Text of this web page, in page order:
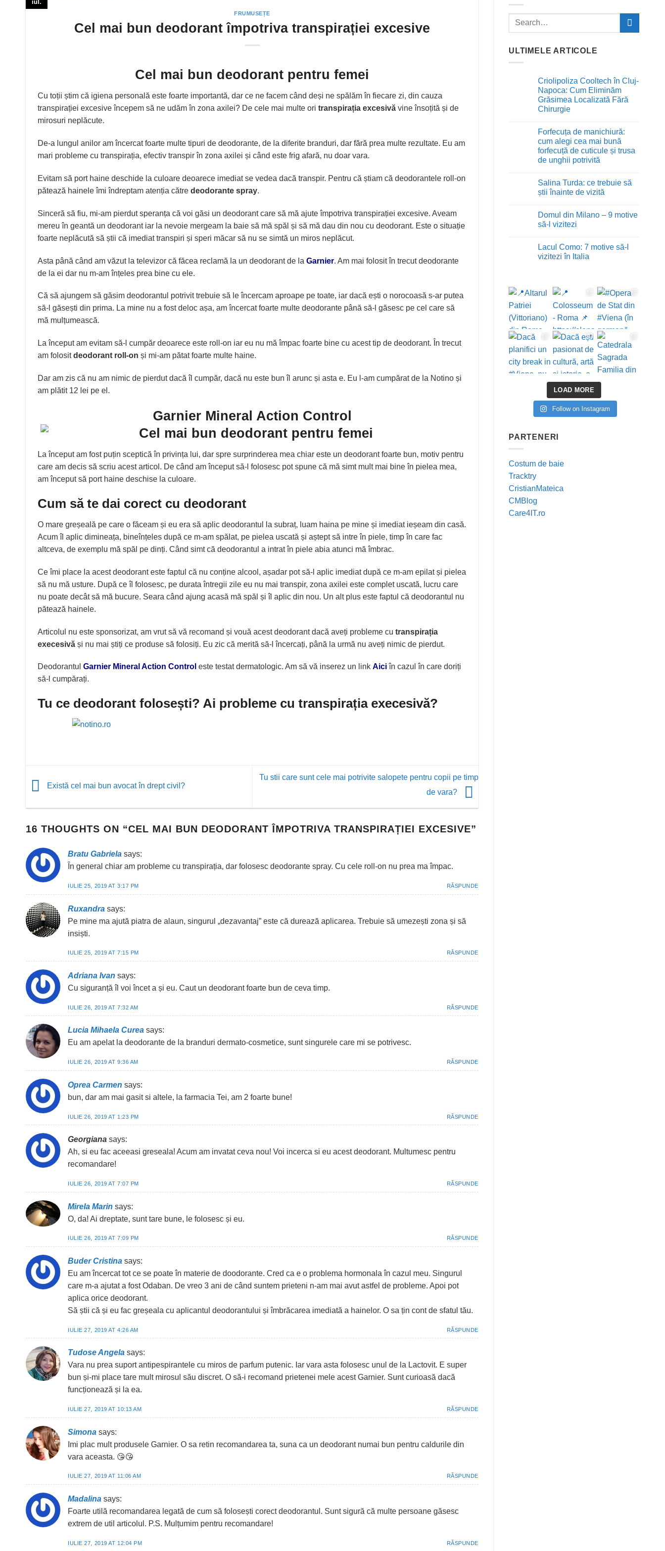
iul.
FRUMUSEȚE
Cel mai bun deodorant împotriva transpirației excesive
Cel mai bun deodorant pentru femei
Cu toții știm că igiena personală este foarte importantă, dar ce ne facem când deși ne spălăm în fiecare zi, din cauza
transpirației excesive începem să ne udăm în zona axilei? De cele mai multe ori transpirația excesivă vine însoțită și de
mirosuri neplăcute.
De-a lungul anilor am încercat foarte multe tipuri de deodorante, de la diferite branduri, dar fără prea multe rezultate. Eu am
mari probleme cu transpirația, efectiv transpir în zona axilei și când este frig afară, nu doar vara.
Evitam să port haine deschide la culoare deoarece imediat se vedea dacă transpir. Pentru că știam că deodorantele roll-on
pătează hainele îmi îndreptam atenția către deodorante spray.
Sinceră să fiu, mi-am pierdut speranța că voi găsi un deodorant care să mă ajute împotriva transpirației excesive. Aveam
mereu în geantă un deodorant iar la nevoie mergeam la baie să mă spăl și să mă dau din nou cu deodorant. Este o situație
foarte neplăcută să știi că imediat transpiri și speri măcar să nu se simtă un miros neplăcut.
Asta până când am văzut la televizor că făcea reclamă la un deodorant de la Garnier. Am mai folosit în trecut deodorante
de la ei dar nu m-am înțeles prea bine cu ele.
Că să ajungem să găsim deodorantul potrivit trebuie să le încercam aproape pe toate, iar dacă ești o norocoasă s-ar putea
să-l găsești din prima. La mine nu a fost deloc așa, am încercat foarte multe deodorante până să-l găsesc pe cel care să
mă mulțumească.
La început am evitam să-l cumpăr deoarece este roll-on iar eu nu mă împac foarte bine cu acest tip de deodorant. În trecut
am folositdeodorant roll-on și mi-am pătat foarte multe haine.
Dar am zis că nu am nimic de pierdut dacă îl cumpăr, dacă nu este bun îl arunc și asta e. Eu l-am cumpărat de la Notino și
am plătit 12 lei pe el.
Garnier Mineral Action Control
La început am fost puțin sceptică în privința lui, dar spre surprinderea mea chiar este un deodorant foarte bun, motiv pentru
care am decis să scriu acest articol. De când am început să-l folosesc pot spune că mă simt mult mai bine în pielea mea,
am început să port haine deschise la culoare.
Cum să te dai corect cu deodorant
O mare greșeală pe care o făceam și eu era să aplic deodorantul la subraț, luam haina pe mine și imediat ieșeam din casă.
Acum îl aplic dimineața, bineînțeles după ce m-am spălat, pe pielea uscată și aștept să intre în piele, timp în care fac
altceva, de exemplu mă spăl pe dinți. Când simt că deodorantul a intrat în piele abia atunci mă îmbrac.
Ce îmi place la acest deodorant este faptul că nu conține alcool, așadar pot să-l aplic imediat după ce m-am epilat și pielea
să nu mă usture. După ce îl folosesc, pe durata întregii zile eu nu mai transpir, zona axilei este complet uscată, lucru care
nu poate decât să mă bucure. Seara când ajung acasă mă spăl și îl aplic din nou. Un alt plus este faptul că deodorantul nu
pătează hainele.
Articolul nu este sponsorizat, am vrut să vă recomand și vouă acest deodorant dacă aveți probleme cu transpirația
execesivă și nu mai știți ce produse să folosiți. Eu zic că merită să-l încercați, până la urmă nu aveți nimic de pierdut.
Deodorantul Garnier Mineral Action Control este testat dermatologic. Am să vă inserez un link Aiciîn cazul în care doriți
să-l cumpărați.
Tu ce deodorant folosești? Ai probleme cu transpirația execesivă?
Există cel mai bun avocat în drept civil?
Tu stii care sunt cele mai potrivite salopete pentru copii pe timp
de vara?
16 THOUGHTS ON “CEL MAI BUN DEODORANT ÎMPOTRIVA TRANSPIRAȚIEI EXCESIVE”
Bratu Gabriela says:
În general chiar am probleme cu transpirația, dar folosesc deodorante spray. Cu cele roll-on nu prea ma împac.
IULIE 25, 2019 AT 3:17 PM RĂSPUNDE
Ruxandra says:
Pe mine ma ajută piatra de alaun, singurul „dezavantaj” este că durează aplicarea. Trebuie să umezești zona și să
insiști.
IULIE 25, 2019 AT 7:15 PM RĂSPUNDE
Adriana Ivan says:
Cu siguranță îl voi încet a și eu. Caut un deodorant foarte bun de ceva timp.
IULIE 26, 2019 AT 7:32 AM RĂSPUNDE
Lucia Mihaela Curea says:
Eu am apelat la deodorante de la branduri dermato-cosmetice, sunt singurele care mi se potrivesc.
IULIE 26, 2019 AT 9:36 AM RĂSPUNDE
Oprea Carmen says:
bun, dar am mai gasit si altele, la farmacia Tei, am 2 foarte bune!
IULIE 26, 2019 AT 1:23 PM RĂSPUNDE
Georgiana says:
Ah, si eu fac aceeasi greseala! Acum am invatat ceva nou! Voi incerca si eu acest deodorant. Multumesc pentru
recomandare!
IULIE 26, 2019 AT 7:07 PM RĂSPUNDE
Mirela Marin says:
O, da! Ai dreptate, sunt tare bune, le folosesc și eu.
IULIE 26, 2019 AT 7:09 PM RĂSPUNDE
Buder Cristina says:
Eu am încercat tot ce se poate în materie de doodorante. Cred ca e o problema hormonala în cazul meu. Singurul
care m-a ajutat a fost Odaban. De vreo 3 ani de când suntem prieteni n-am mai avut astfel de probleme. Apoi pot
aplica orice deodorant.
Să știi că și eu fac greșeala cu aplicantul deodorantului și îmbrăcarea imediată a hainelor. O sa țin cont de sfatul tău.
IULIE 27, 2019 AT 4:26 AM RĂSPUNDE
Tudose Angela says:
Vara nu prea suport antipespirantele cu miros de parfum putenic. Iar vara asta folosesc unul de la Lactovit. E super
bun și-mi place tare mult mirosul său discret. O să-i recomand prietenei mele acest Garnier. Sunt curioasă dacă
funcționează și la ea.
IULIE 27, 2019 AT 10:13 AM RĂSPUNDE
Simona says:
Imi plac mult produsele Garnier. O sa retin recomandarea ta, suna ca un deodorant numai bun pentru caldurile din
vara aceasta. 😘😘
IULIE 27, 2019 AT 11:06 AM RĂSPUNDE
Madalina says:
Foarte utilă recomandarea legată de cum să folosești corect deodorantul. Sunt sigură că multe persoane găsesc
extrem de util articolul. P.S. Mulțumim pentru recomandare!
IULIE 27, 2019 AT 12:04 PM RĂSPUNDE
ULTIMELE ARTICOLE
Criolipoliza Cooltech în Cluj-
Napoca: Cum Eliminăm
Grăsimea Localizată Fără
Chirurgie
la
Criolipoliza
Cooltech
în
Cluj-
Napoca:
Grăsimea
Localizată
Fără
Forfecuța de manichiură:
cum alegi cea mai bună
forfecuță de cuticule și trusa
de unghii potrivită
la
Forfecuța
de
alegi
cea
mai
de
cuticule
și
potrivită
Salina Turda: ce trebuie să
știi înainte de vizită
la
Salina
Turda:
să
știi
înainte
Domul din Milano – 9 motive
să-l vizitezi
la
Domul
din
motive
să-
vizitezi
Lacul Como: 7 motive să-l
vizitezi în Italia
Como:
motive
l
Italia
LOAD MORE
Follow on Instagram
PARTENERI
Costum de baie
Tracktry
CristianMateica
CMBlog
Care4IT.ro